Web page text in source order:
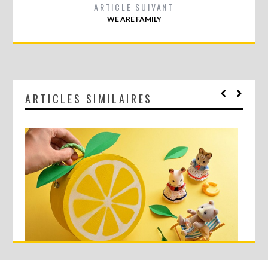
ARTICLE SUIVANT
WE ARE FAMILY
ARTICLES SIMILAIRES